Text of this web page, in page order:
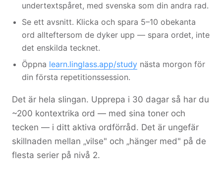
undertextspåret, med svenska som din andra rad.
Se ett avsnitt. Klicka och spara 5–10 obekanta
ord allteftersom de dyker upp — spara ordet, inte
det enskilda tecknet.
Öppna learn.linglass.app/study nästa morgon för
din första repetitionssession.
Det är hela slingan. Upprepa i 30 dagar så har du
~200 kontextrika ord — med sina toner och
tecken — i ditt aktiva ordförråd. Det är ungefär
skillnaden mellan „vilse" och „hänger med" på de
flesta serier på nivå 2.